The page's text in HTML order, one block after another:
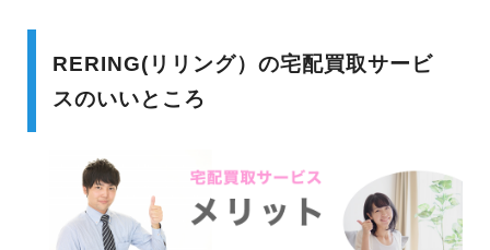
RERING(リリング）の宅配買取サービ
スのいいところ